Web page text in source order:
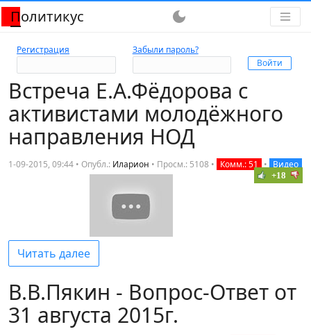
Политикус dark_mode
Регистрация Забыли пароль?
Встреча Е.А.Фёдорова с
активистами молодёжного
направления НОД
1-09-2015, 09:44 • Опубл.: Иларион • Просм.: 5108 • Комм.: 51 • Видео
+18
Читать далее
В.В.Пякин - Вопрос-Ответ от
31 августа 2015г.